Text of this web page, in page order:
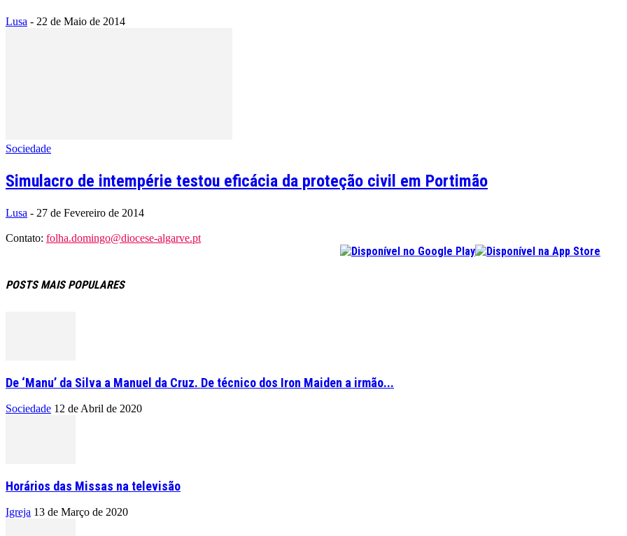
Lusa - 22 de Maio de 2014
Sociedade
Simulacro de intempérie testou eficácia da proteção civil em Portimão
Lusa - 27 de Fevereiro de 2014
Contato: folha.domingo@diocese-algarve.pt
POSTS MAIS POPULARES
De ‘Manu’ da Silva a Manuel da Cruz. De técnico dos Iron Maiden a irmão...
Sociedade 12 de Abril de 2020
Horários das Missas na televisão
Igreja 13 de Março de 2020